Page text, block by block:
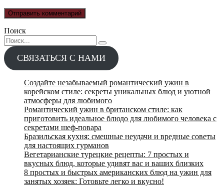
Поиск
Search
for:
СВЯЗАТЬСЯ С НАМИ
Создайте незабываемый романтический ужин в
корейском стиле: секреты уникальных блюд и уютной
атмосферы для любимого
Романтический ужин в британском стиле: как
приготовить идеальное блюдо для любимого человека с
секретами шеф-повара
Бразильская кухня: смешные неудачи и вредные советы
для настоящих гурманов
Вегетарианские турецкие рецепты: 7 простых и
вкусных блюд, которые удивят вас и ваших близких
8 простых и быстрых американских блюд на ужин для
занятых хозяек: Готовьте легко и вкусно!